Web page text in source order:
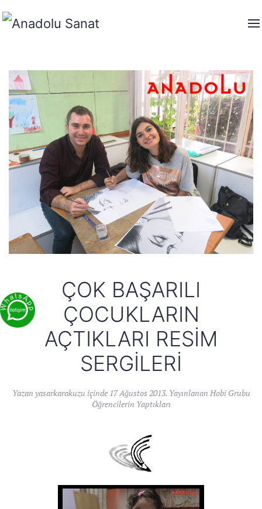
ÇOK BAŞARILI
ÇOCUKLARIN
AÇTIKLARI RESIM
SERGILERI
Yazan yasarkarakuzu içinde 17 Ağustos 2013. Yayınlanan Hobi Grubu
Öğrencilerin Yaptıkları